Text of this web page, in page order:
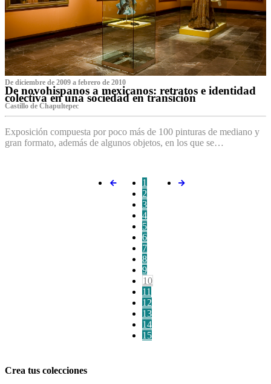
De diciembre de 2009 a febrero de 2010
De novohispanos a mexicanos: retratos e identidad
colectiva en una sociedad en transición
Castillo de Chapultepec
Exposición compuesta por poco más de 100 pinturas de mediano y
gran formato, además de algunos objetos, en los que se…
1
2
3
4
5
6
7
8
9
10
11
12
13
14
15
Crea tus colecciones